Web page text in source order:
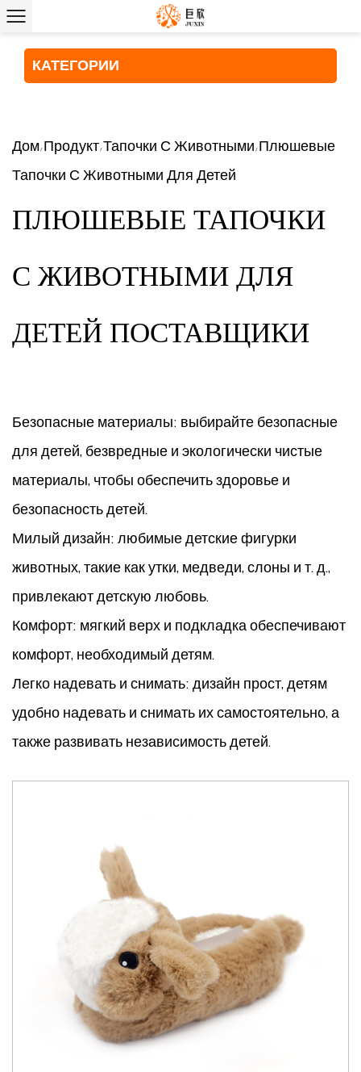
КАТЕГОРИИ
Дом/ Продукт/Тапочки С Животными / Плюшевые
Тапочки С Животными Для Детей
ПЛЮШЕВЫЕ ТАПОЧКИ
С ЖИВОТНЫМИ ДЛЯ
ДЕТЕЙ ПОСТАВЩИКИ
Безопасные материалы: выбирайте безопасные
для детей, безвредные и экологически чистые
материалы, чтобы обеспечить здоровье и
безопасность детей.
Милый дизайн: любимые детские фигурки
животных, такие как утки, медведи, слоны и т. д.,
привлекают детскую любовь.
Комфорт: мягкий верх и подкладка обеспечивают
комфорт, необходимый детям.
Легко надевать и снимать: дизайн прост, детям
удобно надевать и снимать их самостоятельно, а
также развивать независимость детей.